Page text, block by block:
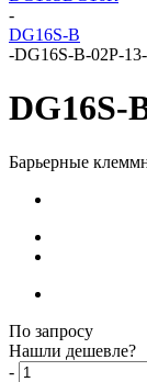
-
DG16S-B
-DG16S-B-02P-
DG16S-
Барьерные
По запросу
Нашли дешевле?
-